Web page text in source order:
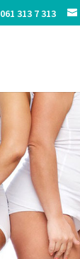
061 313 7 313